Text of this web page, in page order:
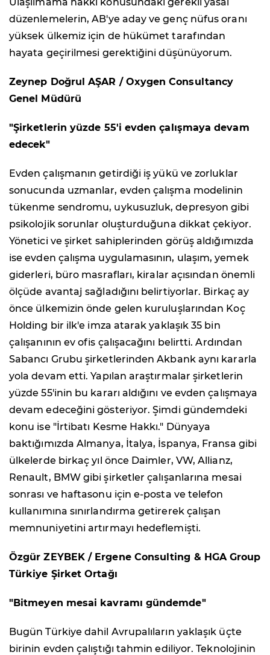
düzenlemelerin, AB'ye aday ve genç nüfus oranı
yüksek ülkemiz için de hükümet tarafından
hayata geçirilmesi gerektiğini düşünüyorum.
Zeynep Doğrul AŞAR / Oxygen Consultancy
Genel Müdürü
"Şirketlerin yüzde 55'i evden çalışmaya devam
edecek"
Evden çalışmanın getirdiği iş yükü ve zorluklar
sonucunda uzmanlar, evden çalışma modelinin
tükenme sendromu, uykusuzluk, depresyon gibi
psikolojik sorunlar oluşturduğuna dikkat çekiyor.
Yönetici ve şirket sahiplerinden görüş aldığımızda
ise evden çalışma uygulamasının, ulaşım, yemek
giderleri, büro masrafları, kiralar açısından önemli
ölçüde avantaj sağladığını belirtiyorlar. Birkaç ay
önce ülkemizin önde gelen kuruluşlarından Koç
Holding bir ilk'e imza atarak yaklaşık 35 bin
çalışanının ev ofis çalışacağını belirtti. Ardından
Sabancı Grubu şirketlerinden Akbank aynı kararla
yola devam etti. Yapılan araştırmalar şirketlerin
yüzde 55'inin bu kararı aldığını ve evden çalışmaya
devam edeceğini gösteriyor. Şimdi gündemdeki
konu ise "İrtibatı Kesme Hakkı." Dünyaya
baktığımızda Almanya, İtalya, İspanya, Fransa gibi
ülkelerde birkaç yıl önce Daimler, VW, Allianz,
Renault, BMW gibi şirketler çalışanlarına mesai
sonrası ve haftasonu için e-posta ve telefon
kullanımına sınırlandırma getirerek çalışan
memnuniyetini artırmayı hedeflemişti.
Özgür ZEYBEK / Ergene Consulting & HGA Group
Türkiye Şirket Ortağı
"Bitmeyen mesai kavramı gündemde"
Bugün Türkiye dahil Avrupalıların yaklaşık üçte
birinin evden çalıştığı tahmin ediliyor. Teknolojinin